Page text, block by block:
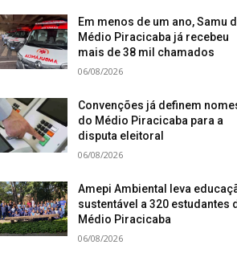
Em menos de um ano, Samu
Médio Piracicaba já recebeu
mais de 38 mil chamados
06/08/2026
Convenções já definem
do Médio Piracicaba para a
disputa eleitoral
06/08/2026
Amepi Ambiental leva
sustentável a 320 estudantes
Médio Piracicaba
06/08/2026